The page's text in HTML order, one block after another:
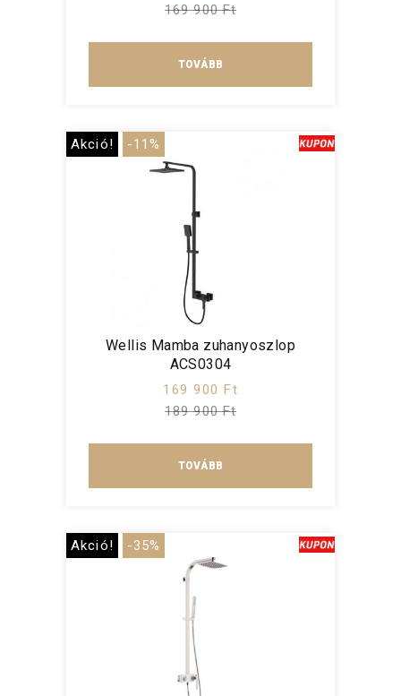
169 900 Ft
TOVÁBB
Akció! -11%
Wellis Mamba zuhanyoszlop
ACS0304
169 900 Ft
189 900 Ft
TOVÁBB
Akció! -35%